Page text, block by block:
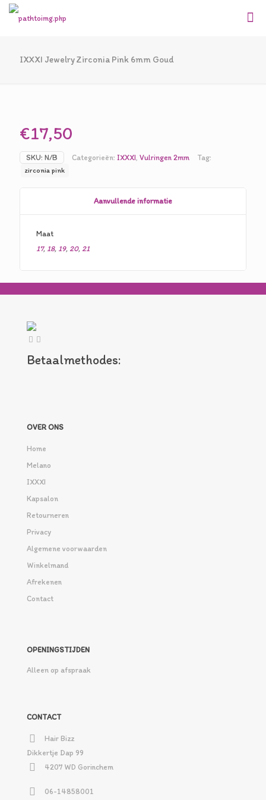
IXXXI Jewelry Zirconia Pink 6mm Goud
€17,50
SKU: N/B Categorieën: IXXXI, Vulringen 2mm Tag:
zirconia pink
Aanvullende informatie
Maat
17, 18, 19, 20, 21
Betaalmethodes:
OVER ONS
Home
Melano
IXXXI
Kapsalon
Retourneren
Privacy
Algemene voorwaarden
Winkelmand
Afrekenen
Contact
OPENINGSTIJDEN
Alleen op afspraak
CONTACT
Hair Bizz
Dikkertje Dap 99
4207 WD Gorinchem
06-14858001